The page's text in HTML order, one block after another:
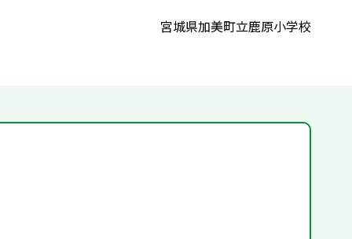
宮城県加美町立鹿原小学校